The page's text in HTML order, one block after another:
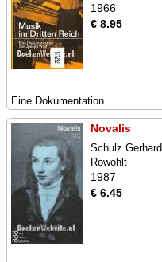
1966
€ 8.95
Eine Dokumentation
Novalis
Schulz Gerhard
Rowohlt
1987
€ 6.45